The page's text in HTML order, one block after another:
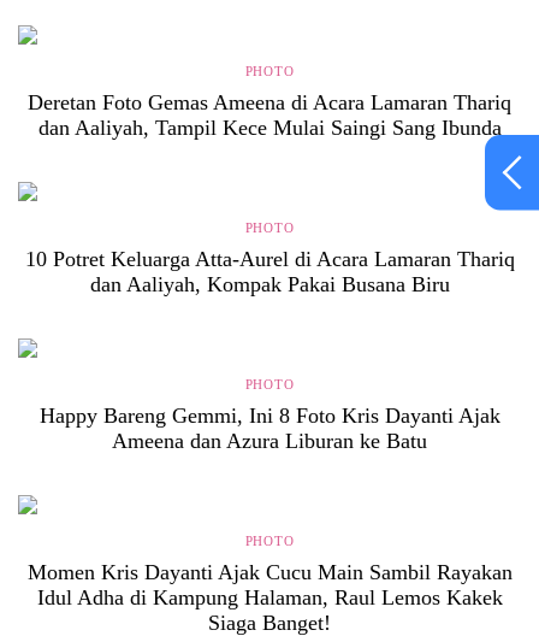
PHOTO
Deretan Foto Gemas Ameena di Acara Lamaran Thariq
dan Aaliyah, Tampil Kece Mulai Saingi Sang Ibunda
PHOTO
10 Potret Keluarga Atta-Aurel di Acara Lamaran Thariq
dan Aaliyah, Kompak Pakai Busana Biru
PHOTO
Happy Bareng Gemmi, Ini 8 Foto Kris Dayanti Ajak
Ameena dan Azura Liburan ke Batu
PHOTO
Momen Kris Dayanti Ajak Cucu Main Sambil Rayakan
Idul Adha di Kampung Halaman, Raul Lemos Kakek
Siaga Banget!